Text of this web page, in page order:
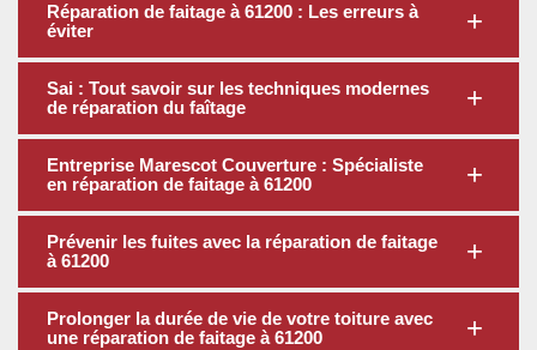
Réparation de faitage à 61200 : Les erreurs à
éviter
Sai : Tout savoir sur les techniques modernes
de réparation du faîtage
Entreprise Marescot Couverture : Spécialiste
en réparation de faitage à 61200
Prévenir les fuites avec la réparation de faitage
à 61200
Prolonger la durée de vie de votre toiture avec
une réparation de faitage à 61200